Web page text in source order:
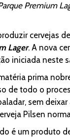
Premium
cervejas
Lager. A nova
iniciada neste
prima
de todo o
sem
Pilsen
é um produto